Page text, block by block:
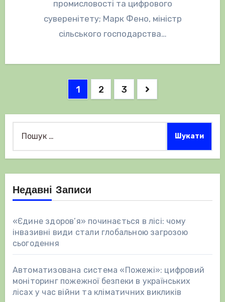
промисловості та цифрового
суверенітету; Марк Фено, міністр
сільського господарства…
Навігація
1 2 3
Недавні Записи
«Єдине здоров’я» починається в лісі: чому
інвазивні види стали глобальною загрозою
сьогодення
Автоматизована система «Пожежі»: цифровий
моніторинг пожежної безпеки в українських
лісах у час війни та кліматичних викликів